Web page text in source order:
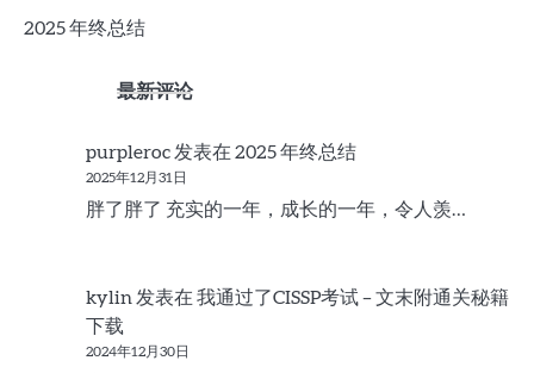
2025 年终总结
最新评论
purpleroc发表在 2025 年终总结
2025年12月31日
胖了胖了 充实的一年，成长的一年，令人羡…
kylin发表在 我通过了CISSP考试 – 文末附通关秘籍
下载
2024年12月30日